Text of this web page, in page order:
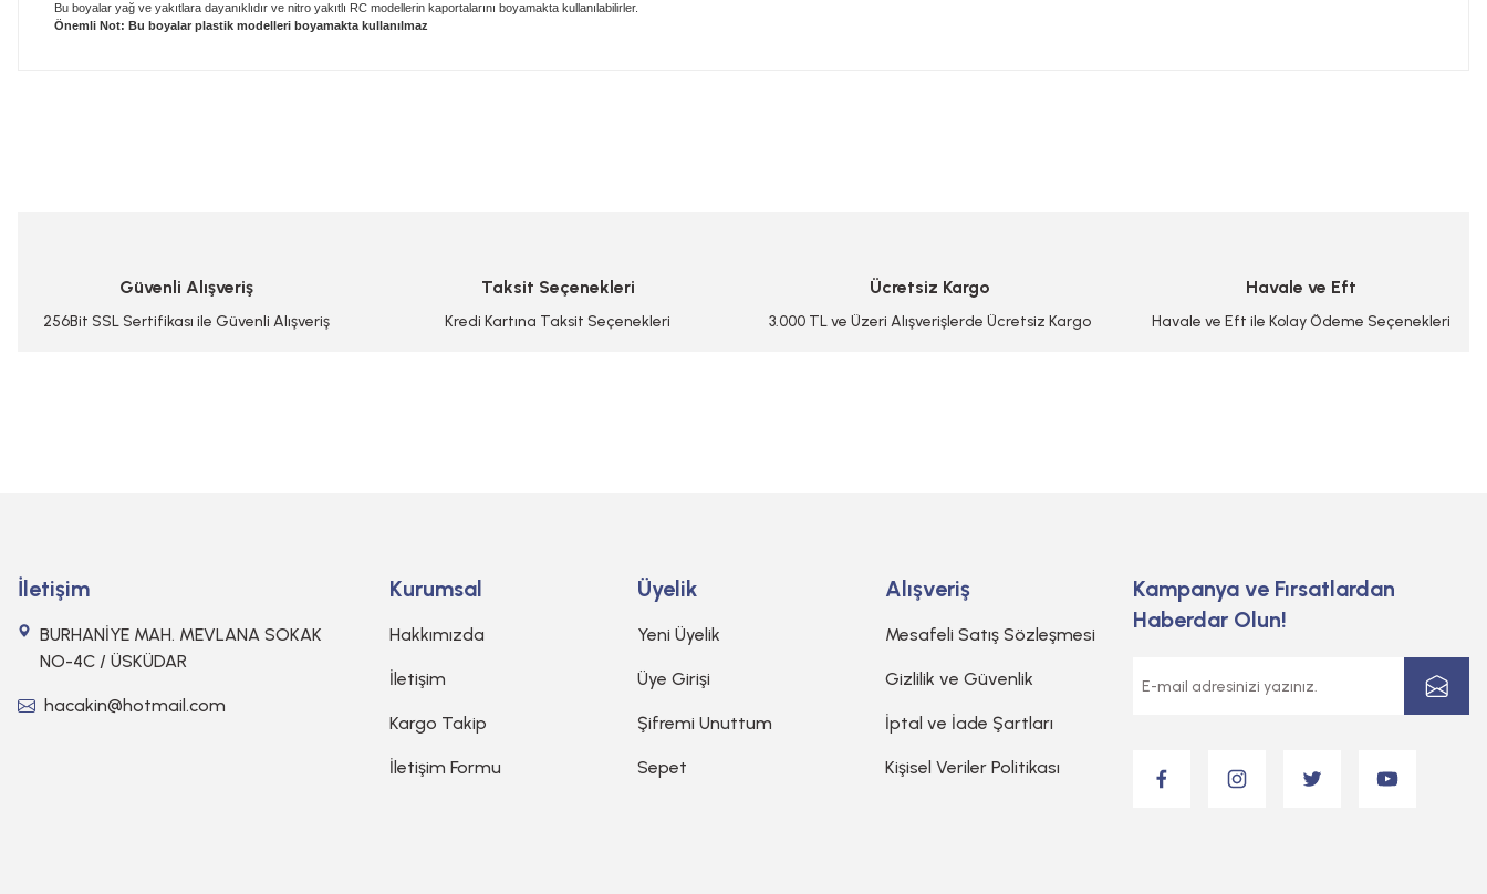
Bu boyalar yağ ve yakıtlara dayanıklıdır ve nitro yakıtlı RC modellerin kaportalarını boyamakta kullanılabilirler.
Önemli Not: Bu boyalar plastik modelleri boyamakta kullanılmaz
Ürün fiyatı diğer sitelerden daha pahalı.
Bu ürüne benzer farklı alternatifler olmalı.
Güvenli Alışveriş
256Bit SSL Sertifikası ile Güvenli Alışveriş
Taksit Seçenekleri
Kredi Kartına Taksit Seçenekleri
Ücretsiz Kargo
3.000 TL ve Üzeri Alışverişlerde Ücretsiz Kargo
Havale ve Eft
Havale ve Eft ile Kolay Ödeme Seçenekleri
İletişim
BURHANİYE MAH. MEVLANA SOKAK
NO-4C / ÜSKÜDAR
hacakin@hotmail.com
Kurumsal
Hakkımızda
İletişim
Kargo Takip
İletişim Formu
Üyelik
Yeni Üyelik
Üye Girişi
Şifremi Unuttum
Sepet
Alışveriş
Mesafeli Satış Sözleşmesi
Gizlilik ve Güvenlik
İptal ve İade Şartları
Kişisel Veriler Politikası
Kampanya ve Fırsatlardan
Haberdar Olun!